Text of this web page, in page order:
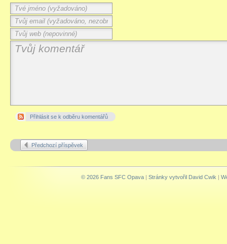
Přihlásit se k odběru komentářů
Předchozí příspěvek
© 2026 Fans SFC Opava | Stránky vytvořil David Cwik |